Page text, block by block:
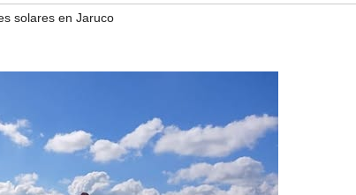
solares en Jaruco